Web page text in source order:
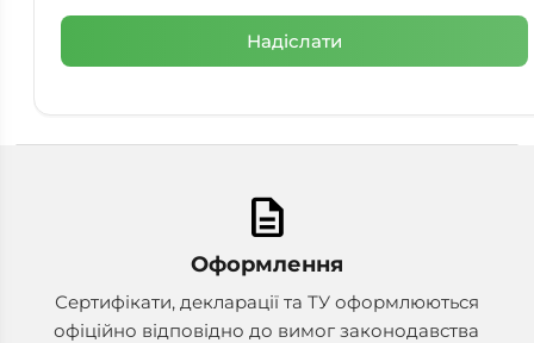
description
Оформлення
Сертифікати, декларації та ТУ оформлюються
офіційно відповідно до вимог законодавства